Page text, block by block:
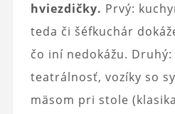
hviezdičky. Prvý:
teda či šéfkuchár
čo iní nedokážu. Druhý:
teatrálnosť, vozíky so
mäsom pri stole